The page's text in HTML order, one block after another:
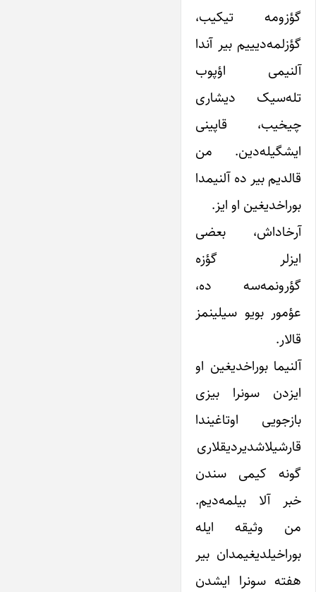
گؤزومه تیکیب،
گؤزلمه‌دیییم بیر آندا
آلنیمی اؤپوب
تله‌سیک دیشاری
چیخیب، قاپینی
ایشگیله‌دین. من
قالدیم بیر ده آلنیمدا
بوراخدیغین او ایز.
آرخاداش، بعضی
ایزلر گؤزه
گؤرونمه‌سه ده،
عؤمور بویو سیلینمز
قالار.
آلنیما بوراخدیغین او
ایزدن سونرا بیزی
بازجویی اوتاغیندا
قارشیلاشدیردیقلاری
گونه کیمی سندن
خبر آلا بیلمه‌دیم.
من وثیقه ایله
بوراخیلدیغیمدان بیر
هفته سونرا ایشدن